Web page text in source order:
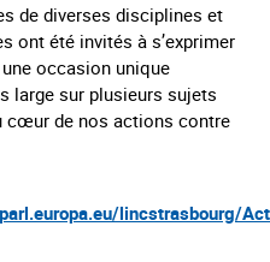
de diverses disciplines et
ont été invités à s’exprimer
une occasion unique
large sur plusieurs sujets
cœur de nos actions contre
lincstrasbourg/